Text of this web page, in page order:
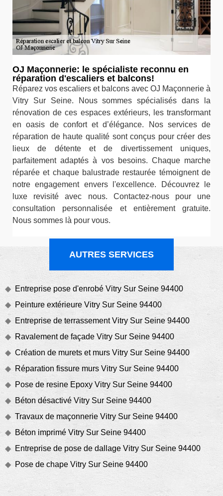
OJ Maçonnerie: le spécialiste reconnu en
réparation d'escaliers et balcons!
Réparez vos escaliers et balcons avec OJ Maçonnerie à
Vitry Sur Seine. Nous sommes spécialisés dans la
rénovation de ces espaces extérieurs, les transformant
en oasis de confort et d’élégance. Nos services de
réparation de haute qualité sont conçus pour créer des
lieux de détente et de divertissement uniques,
parfaitement adaptés à vos besoins. Chaque marche
réparée et chaque balustrade restaurée témoignent de
notre engagement envers l'excellence. Découvrez le
luxe revisité avec nous. Contactez-nous pour une
consultation personnalisée et entièrement gratuite.
Nous sommes là pour vous.
AUTRES SERVICES
Entreprise pose d'enrobé Vitry Sur Seine 94400
Peinture extérieure Vitry Sur Seine 94400
Entreprise de terrassement Vitry Sur Seine 94400
Ravalement de façade Vitry Sur Seine 94400
Création de murets et murs Vitry Sur Seine 94400
Réparation fissure murs Vitry Sur Seine 94400
Pose de resine Epoxy Vitry Sur Seine 94400
Béton désactivé Vitry Sur Seine 94400
Travaux de maçonnerie Vitry Sur Seine 94400
Béton imprimé Vitry Sur Seine 94400
Entreprise de pose de dallage Vitry Sur Seine 94400
Pose de chape Vitry Sur Seine 94400